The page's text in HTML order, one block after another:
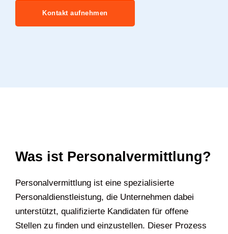
Kontakt aufnehmen
Was ist Personalvermittlung?
Personalvermittlung ist eine spezialisierte
Personaldienstleistung, die Unternehmen dabei
unterstützt, qualifizierte Kandidaten für offene
Stellen zu finden und einzustellen. Dieser Prozess